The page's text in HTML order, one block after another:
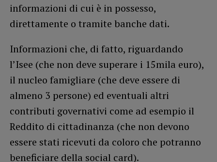
informazioni di cui è in possesso,
direttamente o tramite banche dati.
Informazioni che, di fatto, riguardando
l’Isee (che non deve superare i 15mila euro),
il nucleo famigliare (che deve essere di
almeno 3 persone) ed eventuali altri
contributi governativi come ad esempio il
Reddito di cittadinanza (che non devono
essere stati ricevuti da coloro che potranno
beneficiare della social card).